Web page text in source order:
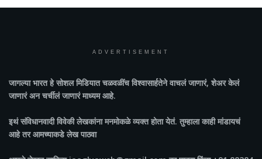
ADVERTISEMENT
जागल्या भारतहे सोशल मिडियात चळवळींच विश्वासार्हतेने वाचलं जाणारं, शेअर केलं
जाणारं अन चर्चीलं जाणारं माध्यम आहे.
इथं संविधानवादी विवेकी लेखकांना मनमोकळे व्यक्त होता येतं. तुम्हाला काही मांडायचं
आहे तर आमच्याकडे लेख पाठवा